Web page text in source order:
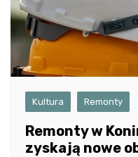
Kultura Remonty
Remonty w
zyskają nowe